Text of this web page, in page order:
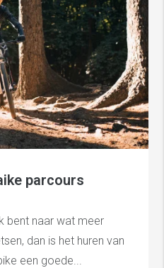
parcours
bent naar wat meer
dan is het huren van
een goede...